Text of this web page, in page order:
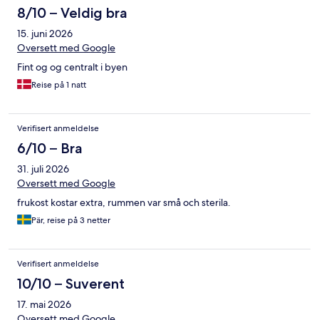
8/10 – Veldig bra
15. juni 2026
Oversett med Google
Fint og og centralt i byen
Reise på 1 natt
Verifisert anmeldelse
6/10 – Bra
31. juli 2026
Oversett med Google
frukost kostar extra, rummen var små och sterila.
Pär, reise på 3 netter
Verifisert anmeldelse
10/10 – Suverent
17. mai 2026